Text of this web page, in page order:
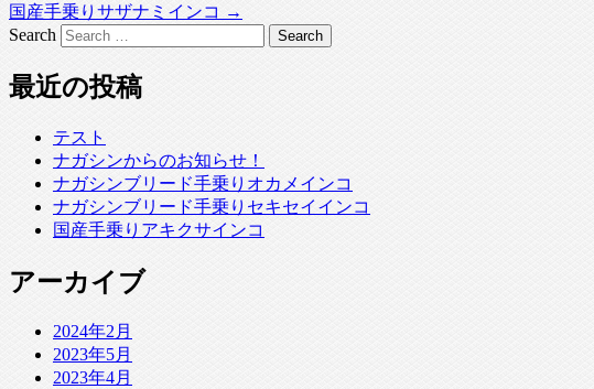
国産手乗りサザナミインコ →
Search
最近の投稿
テスト
ナガシンからのお知らせ！
ナガシンブリード手乗りオカメインコ
ナガシンブリード手乗りセキセイインコ
国産手乗りアキクサインコ
アーカイブ
2024年2月
2023年5月
2023年4月